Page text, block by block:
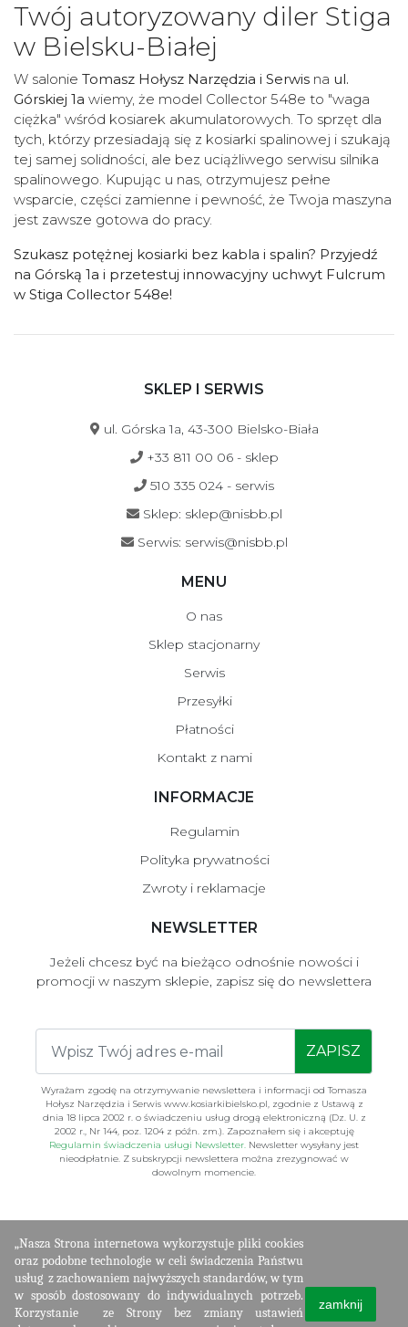
Twój autoryzowany diler Stiga
w Bielsku-Białej
W salonie Tomasz Hołysz Narzędzia i Serwis na ul.
Górskiej 1a wiemy, że model Collector 548e to "waga
ciężka" wśród kosiarek akumulatorowych. To sprzęt dla
tych, którzy przesiadają się z kosiarki spalinowej i szukają
tej samej solidności, ale bez uciążliwego serwisu silnika
spalinowego. Kupując u nas, otrzymujesz pełne
wsparcie, części zamienne i pewność, że Twoja maszyna
jest zawsze gotowa do pracy.
Szukasz potężnej kosiarki bez kabla i spalin? Przyjedź
na Górską 1a i przetestuj innowacyjny uchwyt Fulcrum
w Stiga Collector 548e!
SKLEP I SERWIS
ul. Górska 1a, 43-300 Bielsko-Biała
+33 811 00 06 - sklep
510 335 024 - serwis
Sklep: sklep@nisbb.pl
Serwis: serwis@nisbb.pl
MENU
O nas
Sklep stacjonarny
Serwis
Przesyłki
Płatności
Kontakt z nami
INFORMACJE
Regulamin
Polityka prywatności
Zwroty i reklamacje
NEWSLETTER
Jeżeli chcesz być na bieżąco odnośnie nowości i
promocji w naszym sklepie, zapisz się do newslettera
ZAPISZ
Wyrażam zgodę na otrzymywanie newslettera i informacji od Tomasza
Hołysz Narzędzia i Serwis www.kosiarkibielsko.pl, zgodnie z Ustawą z
dnia 18 lipca 2002 r. o świadczeniu usług drogą elektroniczną (Dz. U. z
2002 r., Nr 144, poz. 1204 z późn. zm.). Zapoznałem się i akceptuję
Regulamin świadczenia usługi Newsletter. Newsletter wysyłany jest
nieodpłatnie. Z subskrypcji newslettera można zrezygnować w
dowolnym momencie.
„Nasza Strona internetowa wykorzystuje pliki cookies
oraz podobne technologie w celi świadczenia Państwu
usług z zachowaniem najwyższych standardów, w tym
w sposób dostosowany do indywidualnych potrzeb.
Korzystanie
ze Strony bez zmiany ustawień
zamknij
Copyright ©
2020 - NiS - All